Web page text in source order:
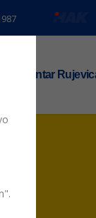
TS centar